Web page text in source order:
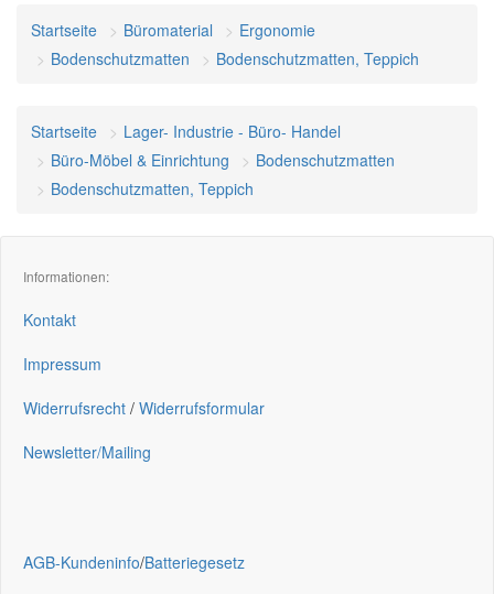
Startseite Büromaterial
Ergonomie
Bodenschutzmatten
Bodenschutzmatten, Teppich
Startseite
Lager- Industrie - Büro- Handel
Büro-Möbel & Einrichtung
Bodenschutzmatten
Bodenschutzmatten, Teppich
Informationen:
Kontakt
Impressum
Widerrufsrecht / Widerrufsformular
Newsletter/Mailing
AGB-Kundeninfo/Batteriegesetz